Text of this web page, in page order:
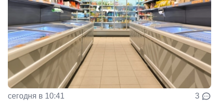
сегодня в 10:41 3